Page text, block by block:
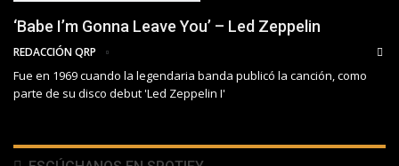
‘Babe I’m Gonna Leave You’ – Led Zeppelin
REDACCIÓN QRP
Fue en 1969 cuando la legendaria banda publicó la canción, como
parte de su disco debut 'Led Zeppelin I'